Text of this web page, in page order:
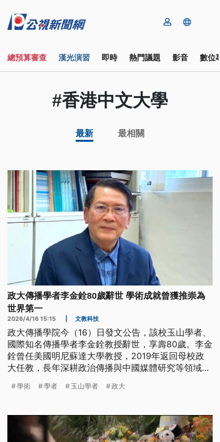
總預算審查 漢光演習 即時 熱門議題 影音 數位
#香港中文大學
最新 最相關
政大傳播學者李金銓80歲辭世 學術成就曾獲推崇為
世界第一
2026/4/16 15:15 文教科技
政大傳播學院今（16）日發文公告，該校玉山學者、
國際知名傳播學者李金銓教授辭世，享壽80歲。李金
銓曾任美國明尼蘇達大學教授，2019年返回母校政
大任教，長年深耕政治傳播與中國媒體研究等領域，
全球傳播研究發展具深遠影響。
學術 學者 玉山學者 政大